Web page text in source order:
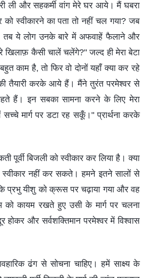
ली और सहकर्मी वांग मेरे घर आये। मैं घबरा
को स्वीकारने का पता तो नहीं चल गया? जब
तब ये लोग उनके बारे में अफवाहें फैलाने और
खिलाफ़ कैसी चालें चलेंगे?" जल्द ही मेरा बेटा
काम है, तो फिर वो दोनों यहाँ क्या कर रहे
तैयारी करके आये हैं। मैंने तुरंत परमेश्वर से
हैं। इन सबका सामना करने के लिए मेरा
सच्चे मार्ग पर डटा रह सकूँ।" प्रार्थना करके
पूर्वी बिजली को स्वीकार कर लिया है। क्या
स्वीकार नहीं कर सकते। हमने इतने सालों से
प्रभु यीशु को क्रूस पर चढ़ाया गया और वह
को कायम रखते हुए उसी के मार्ग पर चलना
और सर्वशक्तिमान परमेश्वर में विश्वास
ढंग से सोचना चाहिए। हमें साक्ष्य के